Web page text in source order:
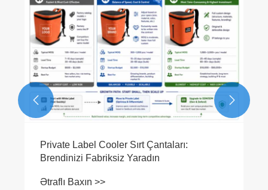
Festivallar və İdman Tədbirləri üçün Sırt
Çantası Soyuducu Çanta
Ətraflı Baxın >>
 